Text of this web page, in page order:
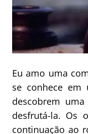
Eu amo uma
se conhece em
descobrem
desfrutá-la. Os
continuação ao